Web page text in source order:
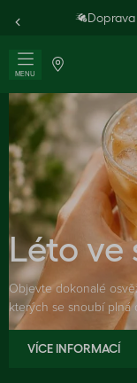
MENU
Léto ve
Objevte dokonalé
kterých se snoubí plná
VÍCE INFORMACÍ